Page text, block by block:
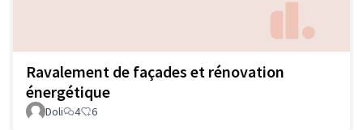
Ravalement de façades et rénovation
énergétique
Doli 4 6